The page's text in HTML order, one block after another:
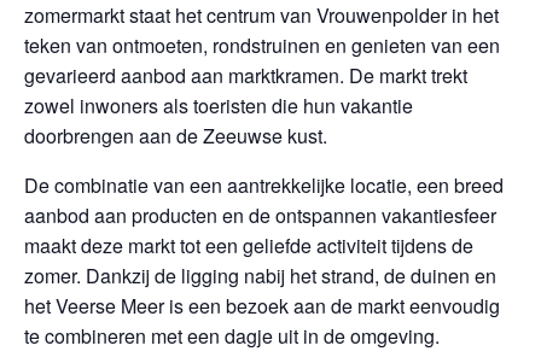
zomermarkt staat het centrum van Vrouwenpolder in het
teken van ontmoeten, rondstruinen en genieten van een
gevarieerd aanbod aan marktkramen. De markt trekt
zowel inwoners als toeristen die hun vakantie
doorbrengen aan de Zeeuwse kust.
De combinatie van een aantrekkelijke locatie, een breed
aanbod aan producten en de ontspannen vakantiesfeer
maakt deze markt tot een geliefde activiteit tijdens de
zomer. Dankzij de ligging nabij het strand, de duinen en
het Veerse Meer is een bezoek aan de markt eenvoudig
te combineren met een dagje uit in de omgeving.